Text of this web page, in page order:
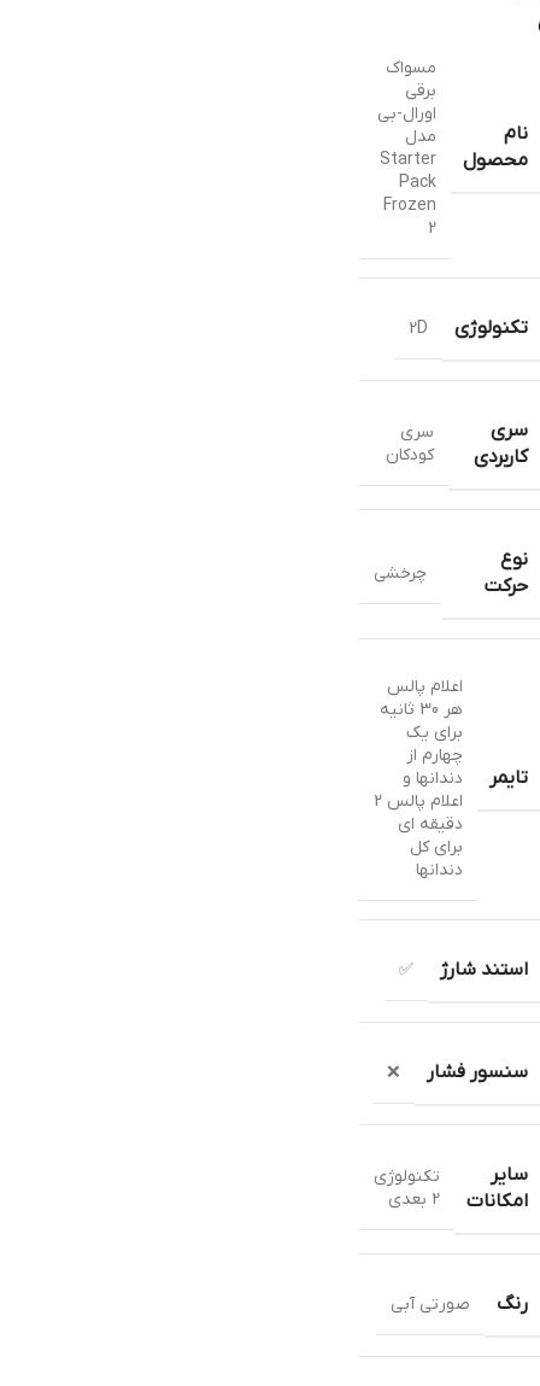
نام
محصول
مسواک
برقی
اورال-بی
مدل
Starter
Pack
Frozen
2
تکنولوژی 2D
سری
کاربردی
سری
کودکان
نوع
حرکت
چرخشی
تایمر
اعلام پالس
هر 30 ثانیه
برای یک
چهارم از
دندانها و
اعلام پالس 2
دقیقه ای
برای کل
دندانها
استند شارژ ✅
سنسور فشار ❌
سایر
امکانات
تکنولوژی
2 بعدی
رنگ صورتی آبی